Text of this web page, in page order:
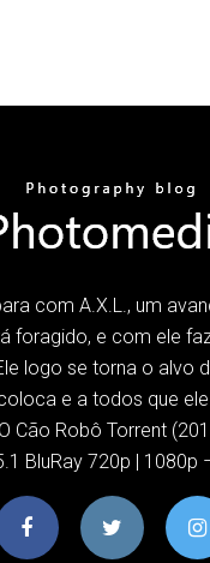
com A.X.L., um
foragido, e com ele
logo se torna o alvo
e a todos que
Cão Robô Torrent
BluRay 720p | 1080p